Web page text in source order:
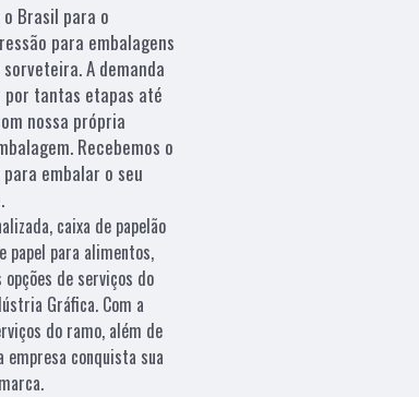
Brasil para o
para embalagens
A demanda
tantas etapas até
nossa própria
Recebemos o
embalar o seu
caixa de papelão
papel para alimentos,
de serviços do
Gráfica. Com a
do ramo, além de
conquista sua